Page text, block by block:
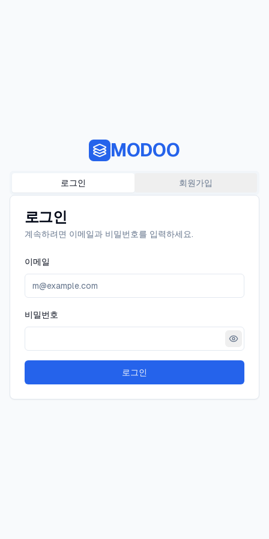
MODOO
로그인 회원가입
로그인
계속하려면 이메일과 비밀번호를 입력하세요.
이메일
비밀번호
로그인